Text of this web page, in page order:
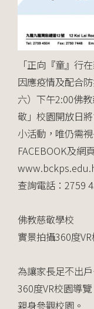
「正向『童』行
因應疫情及配合
六）下午2:00佛
敬」校園開放日
小活動，唯仍需
FACEBOOK及網頁
查詢電話：2759
佛教慈敬學校
實景拍攝360度
為讓家長足不出
360度VR校園導
親身參觀校園。